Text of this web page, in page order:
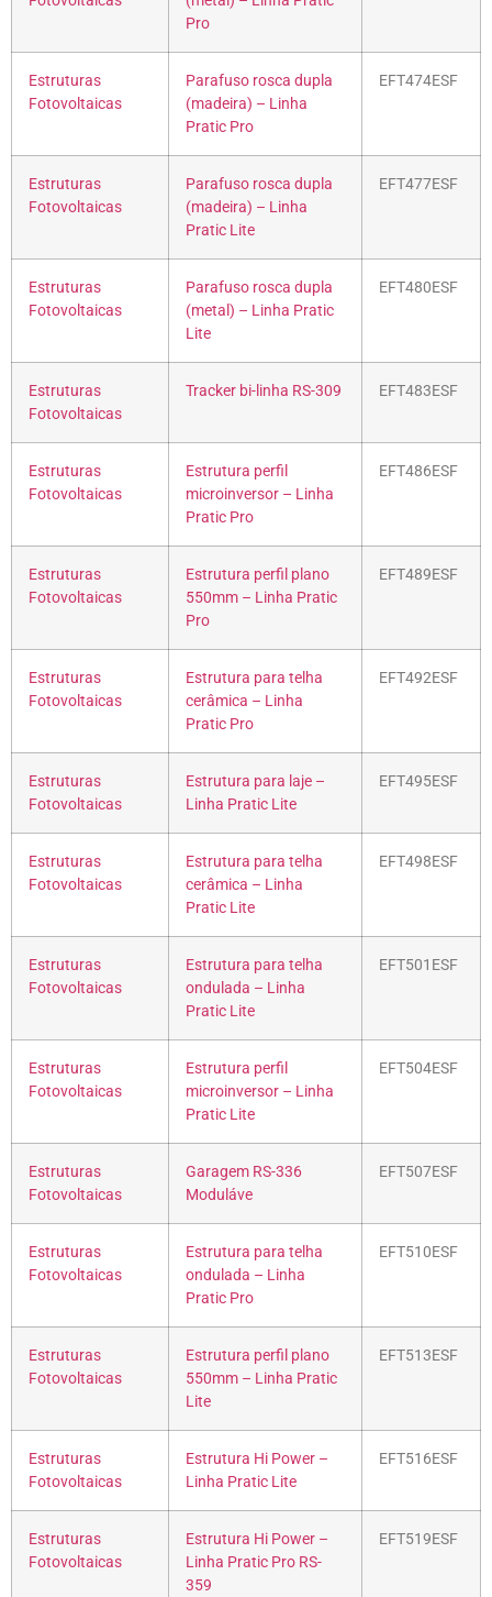
Pro
Estruturas
Fotovoltaicas
Parafuso rosca dupla
(madeira) – Linha
Pratic Pro
EFT474ESF
Estruturas
Fotovoltaicas
Parafuso rosca dupla
(madeira) – Linha
Pratic Lite
EFT477ESF
Estruturas
Fotovoltaicas
Parafuso rosca dupla
(metal) – Linha Pratic
Lite
EFT480ESF
Estruturas
Fotovoltaicas
Tracker bi-linha RS-309 EFT483ESF
Estruturas
Fotovoltaicas
Estrutura perfil
microinversor – Linha
Pratic Pro
EFT486ESF
Estruturas
Fotovoltaicas
Estrutura perfil plano
550mm – Linha Pratic
Pro
EFT489ESF
Estruturas
Fotovoltaicas
Estrutura para telha
cerâmica – Linha
Pratic Pro
EFT492ESF
Estruturas
Fotovoltaicas
Estrutura para laje –
Linha Pratic Lite
EFT495ESF
Estruturas
Fotovoltaicas
Estrutura para telha
cerâmica – Linha
Pratic Lite
EFT498ESF
Estruturas
Fotovoltaicas
Estrutura para telha
ondulada – Linha
Pratic Lite
EFT501ESF
Estruturas
Fotovoltaicas
Estrutura perfil
microinversor – Linha
Pratic Lite
EFT504ESF
Estruturas
Fotovoltaicas
Garagem RS-336
Moduláve
EFT507ESF
Estruturas
Fotovoltaicas
Estrutura para telha
ondulada – Linha
Pratic Pro
EFT510ESF
Estruturas
Fotovoltaicas
Estrutura perfil plano
550mm – Linha Pratic
Lite
EFT513ESF
Estruturas
Fotovoltaicas
Estrutura Hi Power –
Linha Pratic Lite
EFT516ESF
Estruturas
Fotovoltaicas
Estrutura Hi Power –
Linha Pratic Pro RS-
359
EFT519ESF